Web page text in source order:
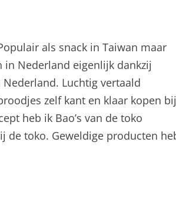
als snack in Taiwan maar
Nederland eigenlijk dankzij
Luchtig vertaald
zelf kant en klaar kopen bij
heb ik Bao’s van de toko
de toko. Geweldige producten